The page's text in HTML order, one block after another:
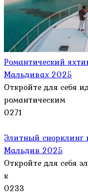
Романтический
Мальдивах 2025
Откройте для себя
романтическим
0271
Элитный снорклинг
Мальдив 2025
Откройте для себя
к
0233